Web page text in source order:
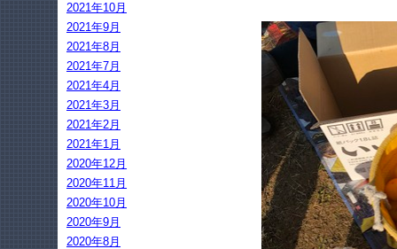
2021年10月
2021年9月
2021年8月
2021年7月
2021年4月
2021年3月
2021年2月
2021年1月
2020年12月
2020年11月
2020年10月
2020年9月
2020年8月